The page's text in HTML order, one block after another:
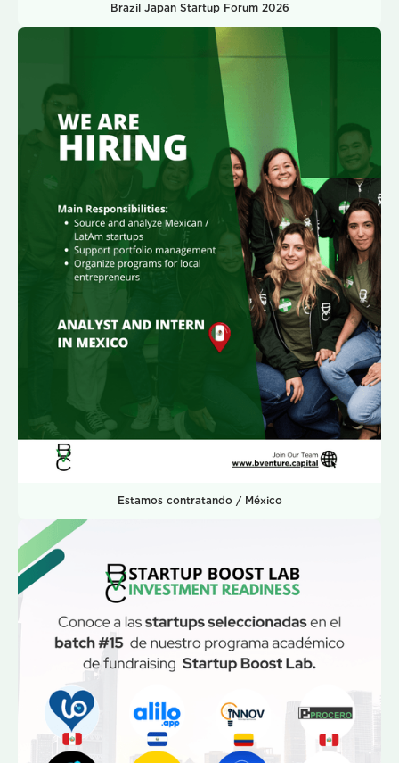
Brazil Japan Startup Forum 2026
Estamos contratando / México